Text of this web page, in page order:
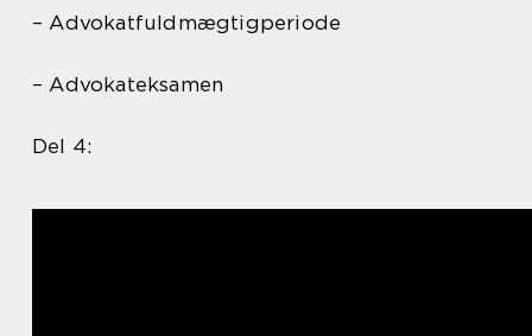
– Advokatfuldmægtigperiode
– Advokateksamen
Del 4: